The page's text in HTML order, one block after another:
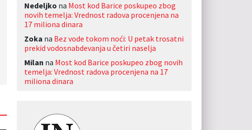
Nedeljko na Most kod Barice poskupeo zbog
novih temelja: Vrednost radova procenjena na
17 miliona dinara
Zoka na Bez vode tokom noći: U petak trosatni
prekid vodosnabdevanja u četiri naselja
Milan na Most kod Barice poskupeo zbog novih
temelja: Vrednost radova procenjena na 17
miliona dinara